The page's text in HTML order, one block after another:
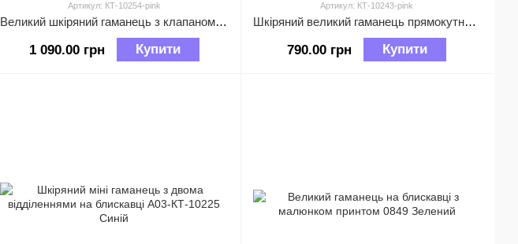
Артикул: КТ-10254-pink
Великий шкіряний гаманець з клапаном та кишенею ззаду А03-КТ-10254 Рожевий
1 090.00 грн Купити
Артикул: КТ-10243-pink
Шкіряний великий гаманець прямокутне портмоне на блискавці А03-КТ-10243 Рожевий
790.00 грн Купити